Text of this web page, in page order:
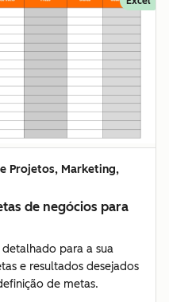
Projetos, Marketing,
de negócios para
para a sua
e resultados desejados
de metas.